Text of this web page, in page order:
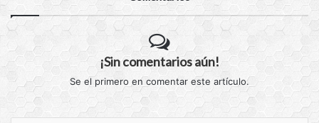
¡Sin comentarios aún!
Se el primero en comentar este artículo.